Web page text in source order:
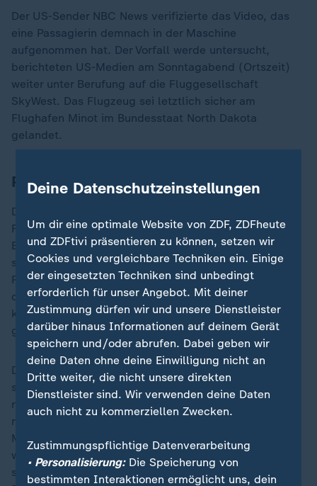
Der US-Sender NBC News verifizierte das Video, das
eine Passagierin demnach in der Maschine
aufgenommen hat. Der Vorfall werde untersucht,
berichteten US-Medien am Sonntagabend (Ortszeit)
weiter unter Berufung auf die Fluggesellschaft
SkyWest. Das Flugzeug sei letztlich sicher am
Flughafen Minot im Bundesstaat North Dakota
gelandet.
Pilot von B-52-Bomber überrascht
Der Pilot des Fluges 3788 der SkyWest-Airline bat am
Freitagabend (Ortszeit) bei seinen Passagieren um
Entschuldigung. Er sei von dem B-52-Bomber auf
seiner Flugroute überrascht worden. "Es gibt hier kein
Radar", erklärte der Pilot in der Kabinenansage, die in
dem veröffentlichten Video zu hören ist. Daher
kontrolliere der Tower alles per Sicht und habe ihn
gebeten, nach rechts zu fliegen.
Dort habe sich plötzlich ein Flugzeug befunden, das
sich angenähert habe. "Das ist absolut nicht normal",
resümierte der Pilot. Er wisse nicht, warum ihm
niemand Bescheid gegeben habe, dass sich das
Militärflugzeug im gleichen Luftraum befindet. Nicht
weit von dem Zivilflughafen Minot entfernt befindet
sich laut den Berichten auch eine Luftwaffenbasis. Die
Deine Datenschutzeinstellungen
Um dir eine optimale Website von ZDF, ZDFheute
und ZDFtivi präsentieren zu können, setzen wir
Cookies und vergleichbare Techniken ein. Einige
der eingesetzten Techniken sind unbedingt
erforderlich für unser Angebot. Mit deiner
Zustimmung dürfen wir und unsere Dienstleister
darüber hinaus Informationen auf deinem Gerät
speichern und/oder abrufen. Dabei geben wir
deine Daten ohne deine Einwilligung nicht an
Dritte weiter, die nicht unsere direkten
Dienstleister sind. Wir verwenden deine Daten
auch nicht zu kommerziellen Zwecken.
Zustimmungspflichtige Datenverarbeitung
• Personalisierung:Die Speicherung von
bestimmten Interaktionen ermöglicht uns, dein